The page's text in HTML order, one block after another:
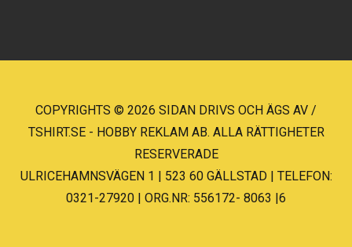
COPYRIGHTS © 2026 SIDAN DRIVS OCH ÄGS AV /
TSHIRT.SE - HOBBY REKLAM AB. ALLA RÄTTIGHETER
RESERVERADE
ULRICEHAMNSVÄGEN 1 | 523 60 GÄLLSTAD | TELEFON:
0321-27920 | ORG.NR: 556172- 8063 |6